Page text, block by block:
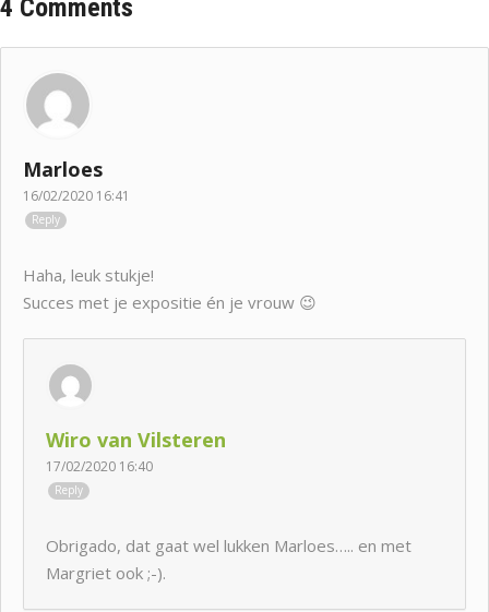
4 Comments
Marloes
16/02/2020 16:41
Reply
Haha, leuk stukje!
Succes met je expositie én je vrouw 😉
Wiro van Vilsteren
17/02/2020 16:40
Reply
Obrigado, dat gaat wel lukken Marloes….. en met
Margriet ook ;-).